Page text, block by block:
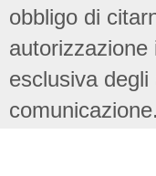
obbligo di
esclusiva